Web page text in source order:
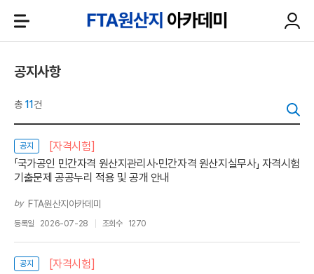
공지사항
총 11 건
공지
[자격시험]
「국가공인 민간자격 원산지관리사·민간자격 원산지실무사」 자격시험
기출문제 공공누리 적용 및 공개 안내
by FTA원산지아카데미
등록일 2026-07-28 조회수 1270
공지
[자격시험]